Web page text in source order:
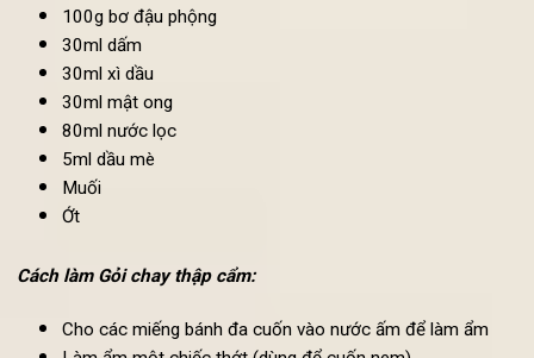
1/4 bắp cải tím
Lá bạc hà
Lá húng tây
Nguyên liệu làm sốt:
100g bơ đậu phộng
30ml dấm
30ml xì dầu
80ml nước lọc
Muối